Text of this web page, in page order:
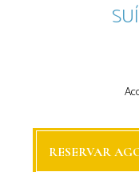
RESERVAR